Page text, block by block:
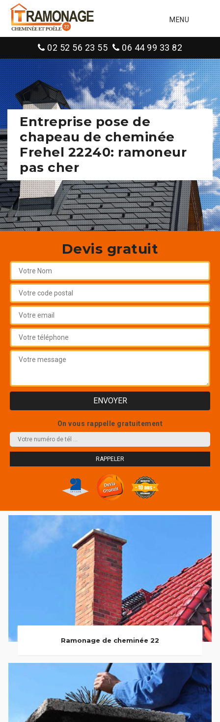
MENU
02 52 56 23 55 06 44 99 33 82
Entreprise pose de
chapeau de cheminée
Frehel 22240: ramoneur
pas cher
Devis gratuit
On vous rappelle gratuitement
Ramonage de cheminée 22